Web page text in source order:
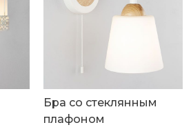
Бра со стеклянным
плафоном